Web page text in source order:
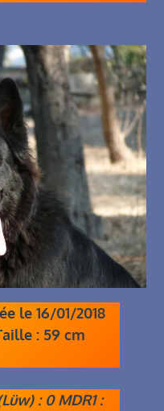
le 16/01/2018
: 59 cm
: 0 MDR1 :